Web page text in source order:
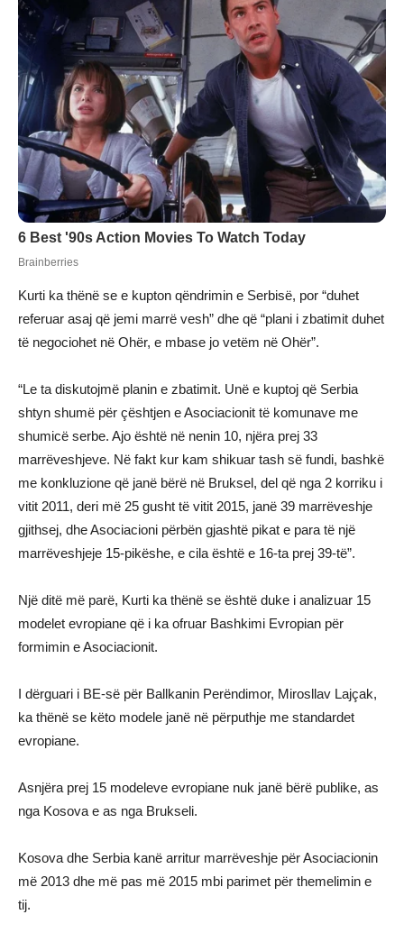
Kurti ka thënë se e kupton qëndrimin e Serbisë, por “duhet
referuar asaj që jemi marrë vesh” dhe që “plani i zbatimit duhet
të negociohet në Ohër, e mbase jo vetëm në Ohër”.
“Le ta diskutojmë planin e zbatimit. Unë e kuptoj që Serbia
shtyn shumë për çështjen e Asociacionit të komunave me
shumicë serbe. Ajo është në nenin 10, njëra prej 33
marrëveshjeve. Në fakt kur kam shikuar tash së fundi, bashkë
me konkluzione që janë bërë në Bruksel, del që nga 2 korriku i
vitit 2011, deri më 25 gusht të vitit 2015, janë 39 marrëveshje
gjithsej, dhe Asociacioni përbën gjashtë pikat e para të një
marrëveshjeje 15-pikëshe, e cila është e 16-ta prej 39-të”.
Një ditë më parë, Kurti ka thënë se është duke i analizuar 15
modelet evropiane që i ka ofruar Bashkimi Evropian për
formimin e Asociacionit.
I dërguari i BE-së për Ballkanin Perëndimor, Mirosllav Lajçak,
ka thënë se këto modele janë në përputhje me standardet
evropiane.
Asnjëra prej 15 modeleve evropiane nuk janë bërë publike, as
nga Kosova e as nga Brukseli.
Kosova dhe Serbia kanë arritur marrëveshje për Asociacionin
më 2013 dhe më pas më 2015 mbi parimet për themelimin e
tij.